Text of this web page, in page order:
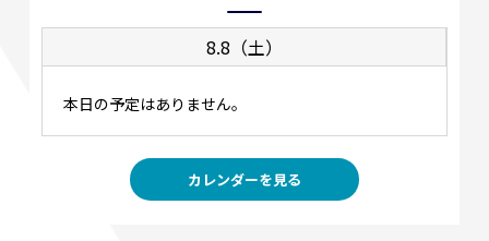
8.8（土）
本日の予定はありません。
カレンダーを見る